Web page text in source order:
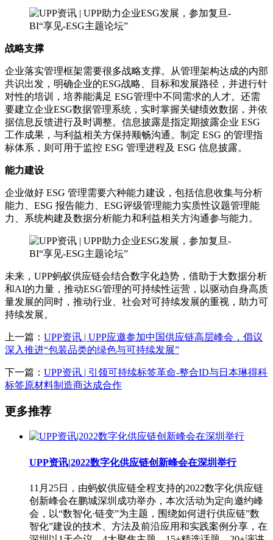
战略支撑
企业落实管理框架需要很多战略支撑。从管理架构达成的内部
共识出发，明确企业的ESG战略、目标和发展路径，并进行针
对性的培训，培养能满足 ESG管理中不同需求的人才。还需
要建立企业ESG数据管理系统，实时掌握关键绩效数据，并依
据信息反馈进行及时调整。信息披露是指定期披露企业 ESG
工作成果，与利益相关方保持顺畅沟通。制定 ESG 的管理指
标体系，则可用于监控 ESG 管理进程及 ESG 信息披露。
能力建设
企业做好 ESG 管理需要六种能力建设，包括信息收集与分析
能力、ESG 报告能力、ESG评级管理能力实质性议题管理能
力、系统构建及数据分析能力和利益相关方沟通参与能力。
未来，UPP蚂蚁供应链会结合数字化趋势，借助于大数据分析
和AI的力量，推动ESG管理的可持续性运营，以驱动自身高质
量发展的同时，推动行业、社会对可持续发展的重视，助力可
持续发展。
上一篇： UPP资讯 | UPP应邀参加中国供应链高层峰会，倡议
深入推进“包装品类的绿色与可持续发展”
下一篇： UPP资讯 | 引领可持续标签革命-整合ID与日本琳得科
标签原材料制造商达成合作
更多推荐
UPP资讯|2022数字化供应链创新峰会在深圳举行
11月25日，由蚂蚁供应链全程支持的2022数字化供应链
创新峰会在鹏城深圳成功举办，本次活动为定向邀约峰
会，以“数智化·链变”为主题，围绕如何进行供应链”数
智化”建设的技术、方法及前沿应用和实践案例分享，在